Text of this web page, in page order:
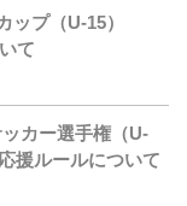
ップ（U-15）
て
カー選手権（U-
援ルールについて